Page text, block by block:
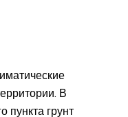
В
пункта грунт